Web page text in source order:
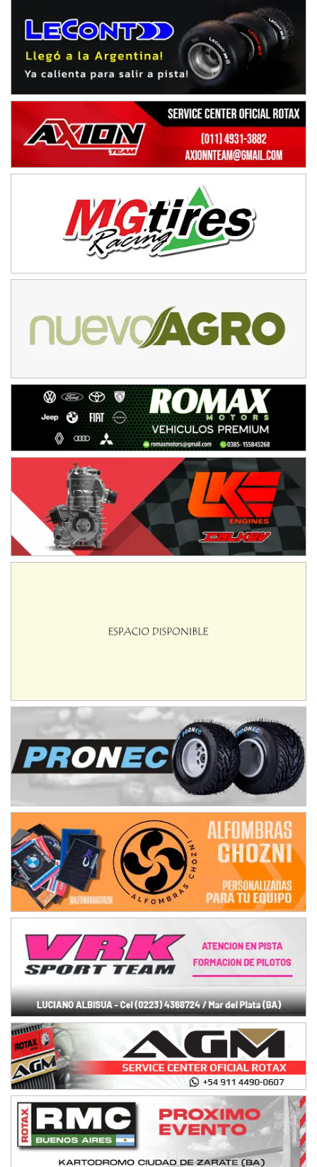
NORESTE SANTAFESINO - F6
Ciudad de Avellaneda (Asfalto)
Avellaneda (Santa Fe)
SUR SANTAFESINO - F4
Rufino (Santa Fe)
TUCUMANO - F5
Juan Navarro (Asfalto)